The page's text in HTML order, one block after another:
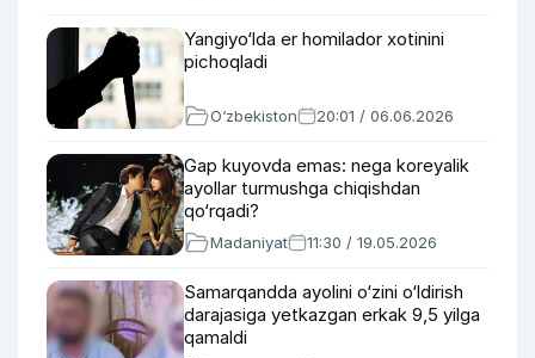
Yangiyo‘lda er homilador xotinini
pichoqladi
O‘zbekiston 20:01 / 06.06.2026
Gap kuyovda emas: nega koreyalik
ayollar turmushga chiqishdan
qo‘rqadi?
Madaniyat 11:30 / 19.05.2026
Samarqandda ayolini o‘zini o‘ldirish
darajasiga yetkazgan erkak 9,5 yilga
qamaldi